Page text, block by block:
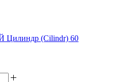
Цилиндр (Cilindr) 60